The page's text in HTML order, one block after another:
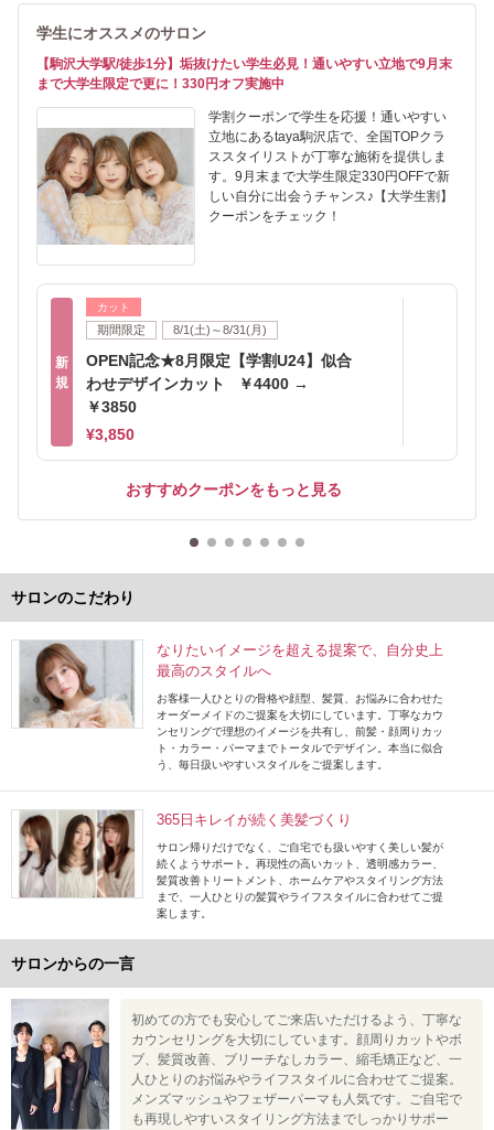
学生にオススメのサロン
【駒沢大学駅/徒歩1分】垢抜けたい学生必見！通いやすい立地で9月末
まで大学生限定で更に！330円オフ実施中
学割クーポンで学生を応援！通いやすい
立地にあるtaya駒沢店で、全国TOPクラ
ススタイリストが丁寧な施術を提供しま
す。9月末まで大学生限定330円OFFで新
しい自分に出会うチャンス♪【大学生割】
クーポンをチェック！
新
規
カット
期間限定 8/1(土)～8/31(月)
OPEN記念★8月限定【学割U24】似合
わせデザインカット ￥4400 →
￥3850
¥3,850
おすすめクーポンをもっと見る
サロンのこだわり
なりたいイメージを超える提案で、自分史上
最高のスタイルへ
お客様一人ひとりの骨格や顔型、髪質、お悩みに合わせた
オーダーメイドのご提案を大切にしています。丁寧なカウ
ンセリングで理想のイメージを共有し、前髪・顔周りカッ
ト・カラー・パーマまでトータルでデザイン。本当に似合
う、毎日扱いやすいスタイルをご提案します。
365日キレイが続く美髪づくり
サロン帰りだけでなく、ご自宅でも扱いやすく美しい髪が
続くようサポート。再現性の高いカット、透明感カラー、
髪質改善トリートメント、ホームケアやスタイリング方法
まで、一人ひとりの髪質やライフスタイルに合わせてご提
案します。
サロンからの一言
初めての方でも安心してご来店いただけるよう、丁寧な
カウンセリングを大切にしています。顔周りカットやボ
ブ、髪質改善、ブリーチなしカラー、縮毛矯正など、一
人ひとりのお悩みやライフスタイルに合わせてご提案。
メンズマッシュやフェザーパーマも人気です。ご自宅で
も再現しやすいスタイリング方法までしっかりサポー